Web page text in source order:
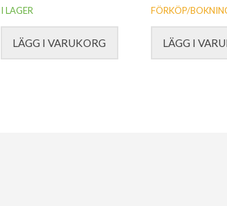
I LAGER
LÄGG I VARUKORG
FÖRKÖP/
LÄGG I